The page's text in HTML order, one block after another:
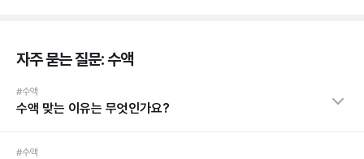
자주 묻는 질문: 수액
#수액
수액 맞는 이유는 무엇인가요?
#수액